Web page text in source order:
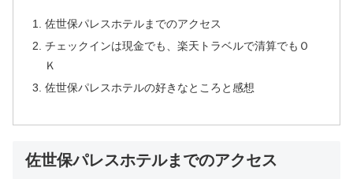
佐世保パレスホテルまでのアクセス
チェックインは現金でも、楽天トラベルで清算でもＯ
Ｋ
佐世保パレスホテルの好きなところと感想
佐世保パレスホテルまでのアクセス